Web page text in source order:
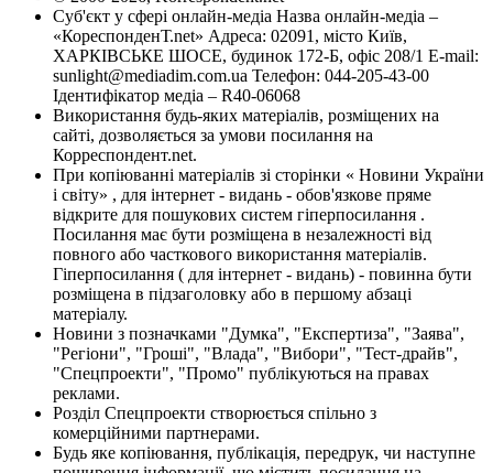
Суб'єкт у сфері онлайн-медіа Назва онлайн-медіа –
«КореспонденТ.net» Адреса: 02091, місто Київ,
ХАРКІВСЬКЕ ШОСЕ, будинок 172-Б, офіс 208/1 E-mail:
sunlight@mediadim.com.ua Телефон: 044-205-43-00
Ідентифікатор медіа – R40-06068
Використання будь-яких матеріалів, розміщених на
сайті, дозволяється за умови посилання на
Корреспондент.net.
При копіюванні матеріалів зі сторінки « Новини України
і світу» , для інтернет - видань - обов'язкове пряме
відкрите для пошукових систем гіперпосилання .
Посилання має бути розміщена в незалежності від
повного або часткового використання матеріалів.
Гіперпосилання ( для інтернет - видань) - повинна бути
розміщена в підзаголовку або в першому абзаці
матеріалу.
Новини з позначками "Думка", "Експертиза", "Заява",
"Регіони", "Гроші", "Влада", "Вибори", "Тест-драйв",
"Спецпроекти", "Промо" публікуються на правах
реклами.
Розділ Спецпроекти створюється спільно з
комерційними партнерами.
Будь яке копіювання, публікація, передрук, чи наступне